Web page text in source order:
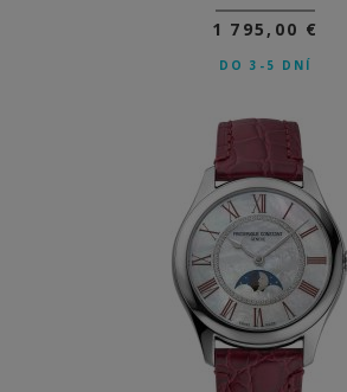
1 795,00 €
DO 3-5 DNÍ